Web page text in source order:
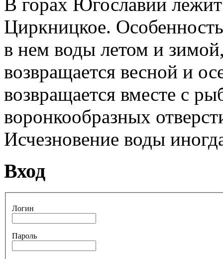
Циркницкое.
в нем воды летом и
возвращается весной и
возвращается вместе с
воронкообразных
Исчезновение воды
Вход
Логин
Пароль